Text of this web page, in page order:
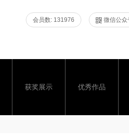
会员数: 131976 微信公众
获奖展示 优秀作品